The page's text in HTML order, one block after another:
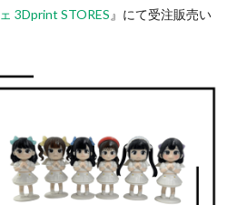
3Dprint STORES 』にて受注販売い